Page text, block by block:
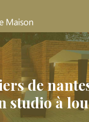
de
studio à